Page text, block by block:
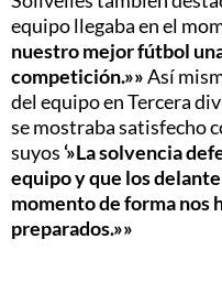
equipo llegaba en el
nuestro mejor fútbol
competición.»»Así
del equipo en Tercera
se mostraba satisfecho
suyos ‘»La solvencia
equipo y que los
momento de forma nos
preparados.»»